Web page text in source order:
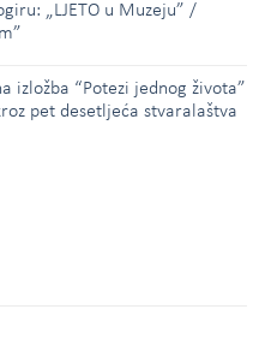
„LJETO u Muzeju” /
izložba “Potezi jednog života”
pet desetljeća stvaralaštva